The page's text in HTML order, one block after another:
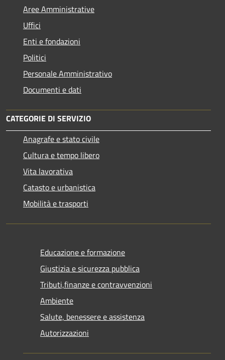
Aree Amministrative
Uffici
Enti e fondazioni
Politici
Personale Amministrativo
Documenti e dati
CATEGORIE DI SERVIZIO
Anagrafe e stato civile
Cultura e tempo libero
Vita lavorativa
Catasto e urbanistica
Mobilità e trasporti
Educazione e formazione
Giustizia e sicurezza pubblica
Tributi,finanze e contravvenzioni
Ambiente
Salute, benessere e assistenza
Autorizzazioni